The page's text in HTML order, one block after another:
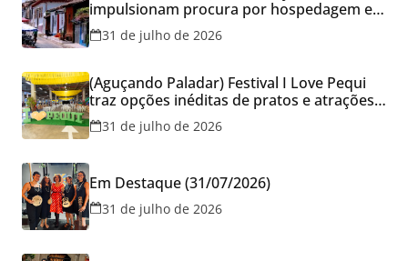
impulsionam procura por hospedagem em
Goiás e reforçam cuidados na hora de
reservar viagens
31 de julho de 2026
(Aguçando Paladar) Festival I Love Pequi
traz opções inéditas de pratos e atrações
gratuitas no fim de semana dos Pais em
Goiânia
31 de julho de 2026
Em Destaque (31/07/2026)
31 de julho de 2026